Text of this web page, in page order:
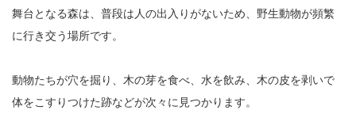
舞台となる森は、普段は人の出入りがないため、野生動物が頻繁
に行き交う場所です。
動物たちが穴を掘り、木の芽を食べ、水を飲み、木の皮を剥いで
体をこすりつけた跡などが次々に見つかります。